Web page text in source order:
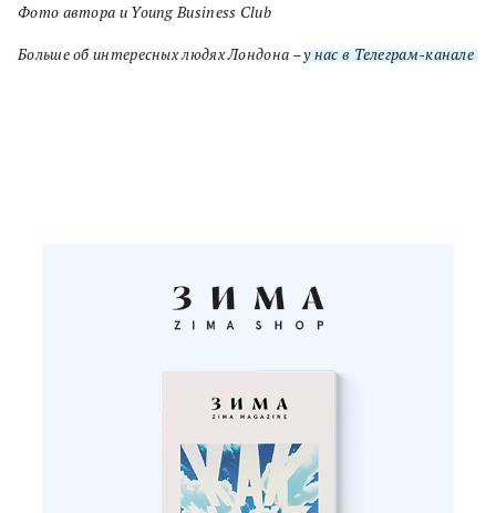
Фото автора и Young Business Club
Больше об интересных людях Лондона –у нас в Телеграм-канале